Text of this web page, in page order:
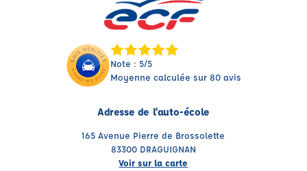
Note : 5/5
Moyenne calculée sur 80 avis
Adresse de l'auto-école
165 Avenue Pierre de Brossolette
83300 DRAGUIGNAN
Voir sur la carte